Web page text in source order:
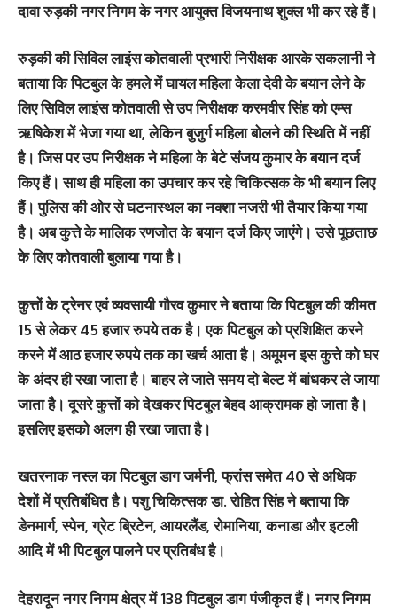
दावा रुड़की नगर निगम के नगर आयुक्त विजयनाथ शुक्ल भी कर रहे हैं।
रुड़की की सिविल लाइंस कोतवाली प्रभारी निरीक्षक आरके सकलानी ने
बताया कि पिटबुल के हमले में घायल महिला केला देवी के बयान लेने के
लिए सिविल लाइंस कोतवाली से उप निरीक्षक करमवीर सिंह को एम्स
ऋषिकेश में भेजा गया था, लेकिन बुजुर्ग महिला बोलने की स्थिति में नहीं
है। जिस पर उप निरीक्षक ने महिला के बेटे संजय कुमार के बयान दर्ज
किए हैं। साथ ही महिला का उपचार कर रहे चिकित्सक के भी बयान लिए
हैं। पुलिस की ओर से घटनास्थल का नक्शा नजरी भी तैयार किया गया
है। अब कुत्ते के मालिक रणजोत के बयान दर्ज किए जाएंगे। उसे पूछताछ
के लिए कोतवाली बुलाया गया है।
कुत्तों के ट्रेनर एवं व्यवसायी गौरव कुमार ने बताया कि पिटबुल की कीमत
15 से लेकर 45 हजार रुपये तक है। एक पिटबुल को प्रशिक्षित करने
करने में आठ हजार रुपये तक का खर्च आता है। अमूमन इस कुत्ते को घर
के अंदर ही रखा जाता है। बाहर ले जाते समय दो बेल्ट में बांधकर ले जाया
जाता है। दूसरे कुत्तों को देखकर पिटबुल बेहद आक्रामक हो जाता है।
इसलिए इसको अलग ही रखा जाता है।
खतरनाक नस्ल का पिटबुल डाग जर्मनी, फ्रांस समेत 40 से अधिक
देशों में प्रतिबंधित है। पशु चिकित्सक डा. रोहित सिंह ने बताया कि
डेनमार्ग, स्पेन, ग्रेट ब्रिटेन, आयरलैंड, रोमानिया, कनाडा और इटली
आदि में भी पिटबुल पालने पर प्रतिबंध है।
देहरादून नगर निगम क्षेत्र में 138 पिटबुल डाग पंजीकृत हैं। नगर निगम